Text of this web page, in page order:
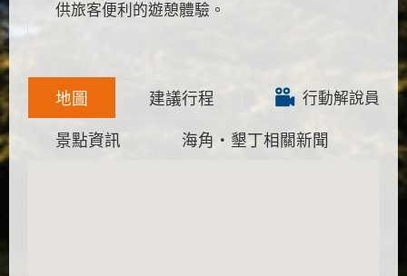
供旅客便利的遊憩體驗。
行動解說員
地圖 建議行程
景點資訊 海角‧墾丁相關新聞